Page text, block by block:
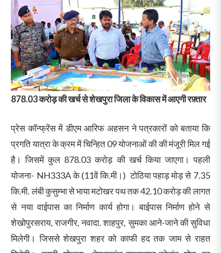
878.03 करोड़ की खर्च से शेखपुरा जिला के विकास में आएगी रफ़्तार
प्रेस कॉन्फ्रेंस में डीएम आरिफ अहसन ने पत्रकारों को बताया कि
प्रगति यात्रा के क्रम में चिन्हित 09 योजनाओं की की मंजूरी मिल गई
है। जिसमें कुल 878.03 करोड़ की खर्च किया जाएगा। पहली
योजना- NH333A के (11वें कि.मी।) टोठिया पहाड़ मोड़ से 7.35
कि.मी. लंबी कुसुम्भा से भाया मटोखर पथ तक 42.10 करोड़ की लागत
से नया वाईपास का निर्माण कार्य होगा। बाईपास निर्माण होने से
शेखोपुरसराय, राजगीर, नवादा. शाहपुर, सुमका आने-जाने की सुविधा
मिलेगी। जिससे शेखपुरा शहर को काफी हद तक जाम से राहत